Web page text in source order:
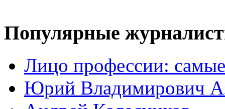
Популярные
Лицо профессии:
Юрий Владимирович